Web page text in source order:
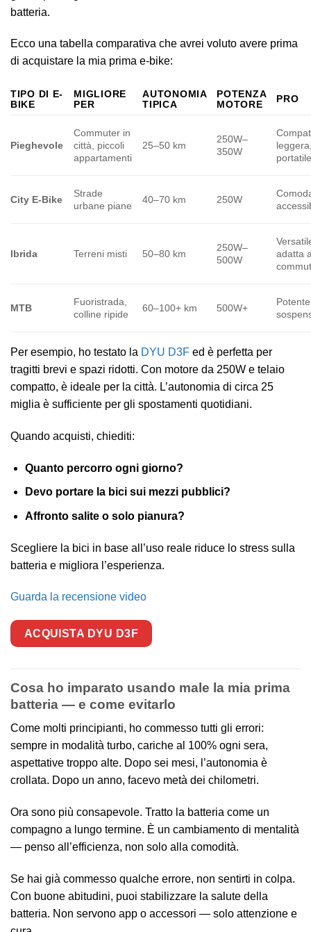
batteria.
Ecco una tabella comparativa che avrei voluto avere prima
di acquistare la mia prima e-bike:
TIPO DI E-
BIKE
MIGLIORE
PER
AUTONOMIA
TIPICA
POTENZA
MOTORE
PRO
Pieghevole
Commuter in
città, piccoli
appartamenti
25–50 km
250W–
350W
City E-Bike
Strade
urbane piane
40–70 km 250W
Ibrida Terreni misti 50–80 km
250W–
500W
adatta
MTB
Fuoristrada,
colline ripide
60–100+ km 500W+
Per esempio, ho testato la DYU D3F ed è perfetta per
tragitti brevi e spazi ridotti. Con motore da 250W e telaio
compatto, è ideale per la città. L’autonomia di circa 25
miglia è sufficiente per gli spostamenti quotidiani.
Quando acquisti, chiediti:
Quanto percorro ogni giorno?
Devo portare la bici sui mezzi pubblici?
Affronto salite o solo pianura?
Scegliere la bici in base all’uso reale riduce lo stress sulla
batteria e migliora l’esperienza.
Guarda la recensione video
ACQUISTA DYU D3F
Cosa ho imparato usando male la mia prima
batteria — e come evitarlo
Come molti principianti, ho commesso tutti gli errori:
sempre in modalità turbo, cariche al 100% ogni sera,
aspettative troppo alte. Dopo sei mesi, l’autonomia è
crollata. Dopo un anno, facevo metà dei chilometri.
Ora sono più consapevole. Tratto la batteria come un
compagno a lungo termine. È un cambiamento di mentalità
— penso all’efficienza, non solo alla comodità.
Se hai già commesso qualche errore, non sentirti in colpa.
Con buone abitudini, puoi stabilizzare la salute della
batteria. Non servono app o accessori — solo attenzione e